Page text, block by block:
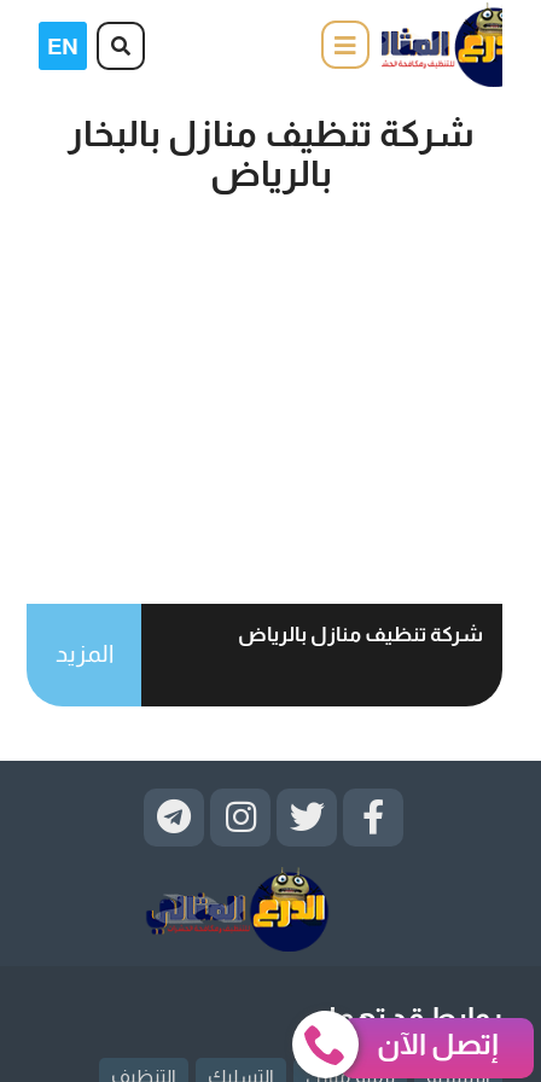
شركة تنظيف منازل بالبخار
بالرياض
شركة تنظيف منازل بالرياض
المزيد
روابط قد تهمك
الرئيسية ترميم منازل التسليك التنظيف
إتصل الآن